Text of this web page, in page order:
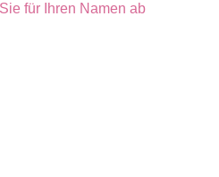
für Ihren Namen ab